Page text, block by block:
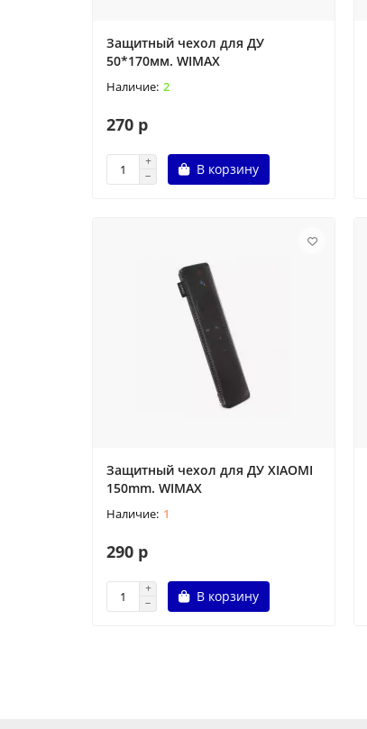
Защитный чехол для ДУ
50*170мм. WIMAX
2
270 р
В корзину
Защитный чехол для ДУ XIAOMI
150mm. WIMAX
1
290 р
В корзину